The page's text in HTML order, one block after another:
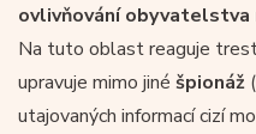
ovlivňování
Na tuto oblast reaguje
upravuje mimo jiné špionáž
utajovaných informací cizí